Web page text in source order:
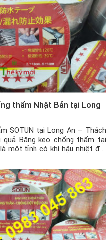
thấm Nhật Bản tại Long
SOTUN tại Long An – Thách
Băng keo chống thấm tại
một tỉnh có khí hậu nhiệt đới
với những ngôi nhà đã […]